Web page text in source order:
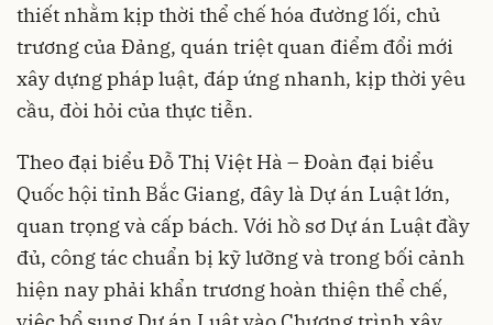
thiết nhằm kịp thời thể chế hóa đường lối, chủ
trương của Đảng, quán triệt quan điểm đổi mới
xây dựng pháp luật, đáp ứng nhanh, kịp thời yêu
cầu, đòi hỏi của thực tiễn.
Theo đại biểu Đỗ Thị Việt Hà – Đoàn đại biểu
Quốc hội tỉnh Bắc Giang, đây là Dự án Luật lớn,
quan trọng và cấp bách. Với hồ sơ Dự án Luật đầy
đủ, công tác chuẩn bị kỹ lưỡng và trong bối cảnh
hiện nay phải khẩn trương hoàn thiện thể chế,